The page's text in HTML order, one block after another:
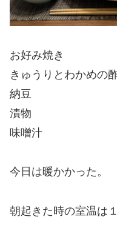
お好み焼き
きゅうりとわかめの
納豆
漬物
味噌汁
今日は暖かかった。
朝起きた時の室温は